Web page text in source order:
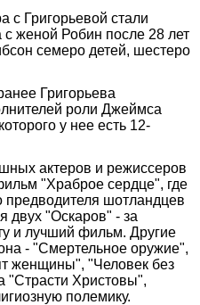
с Григорьевой стали
с женой Робин после 28 лет
семеро детей, шестеро
Григорьева
роли Джеймса
у нее есть 12-
актеров и режиссеров
"Храброе сердце", где
предводителя шотландцев
двух "Оскаров" - за
и лучший фильм. Другие
- "Смертельное оружие",
женщины", "Человек без
"Страсти Христовы",
полемику.